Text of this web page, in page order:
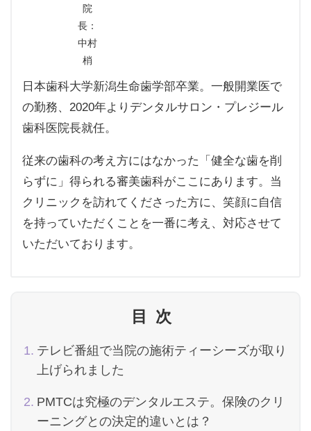
院
長：
中村
梢
日本歯科大学新潟生命歯学部卒業。一般開業医で
の勤務、2020年よりデンタルサロン・プレジール
歯科医院長就任。
従来の歯科の考え方にはなかった「健全な歯を削
らずに」得られる審美歯科がここにあります。当
クリニックを訪れてくださった方に、笑顔に自信
を持っていただくことを一番に考え、対応させて
いただいております。
目次
テレビ番組で当院の施術ティーシーズが取り
上げられました
PMTCは究極のデンタルエステ。保険のクリ
ーニングとの決定的違いとは？